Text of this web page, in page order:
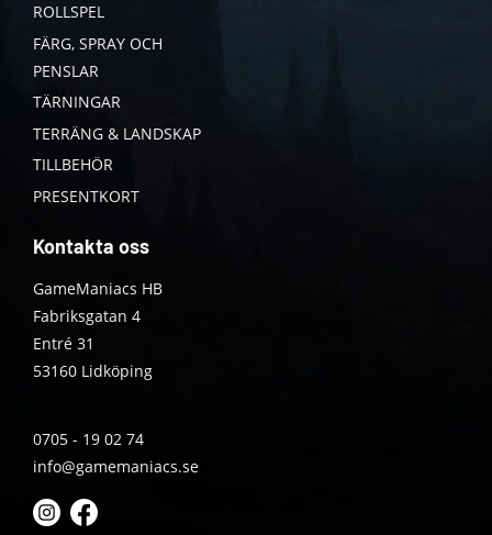
ROLLSPEL
FÄRG, SPRAY OCH
PENSLAR
TÄRNINGAR
TERRÄNG & LANDSKAP
TILLBEHÖR
PRESENTKORT
Kontakta oss
GameManiacs HB
Fabriksgatan 4
Entré 31
53160 Lidköping
0705 - 19 02 74
info@gamemaniacs.se